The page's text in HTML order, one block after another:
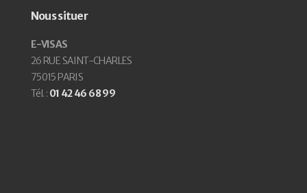
Nous situer
E-VISAS
26 RUE SAINT-CHARLES
75015 PARIS
Tél. : 01 42 46 68 99